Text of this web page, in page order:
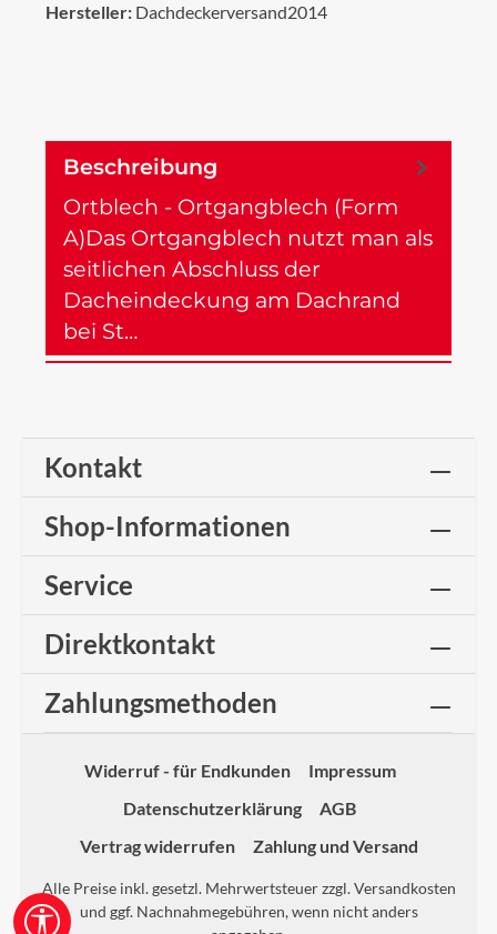
Hersteller: Dachdeckerversand2014
Beschreibung
Ortblech - Ortgangblech (Form
A)Das Ortgangblech nutzt man als
seitlichen Abschluss der
Dacheindeckung am Dachrand
bei St…
Kontakt
Shop-Informationen
Service
Direktkontakt
Zahlungsmethoden
Widerruf - für Endkunden
Impressum
Datenschutzerklärung
AGB
Vertrag widerrufen
Zahlung und Versand
Alle Preise inkl. gesetzl. Mehrwertsteuer zzgl.Versandkosten
und ggf. Nachnahmegebühren, wenn nicht anders
Werkzeugleiste anzeigen